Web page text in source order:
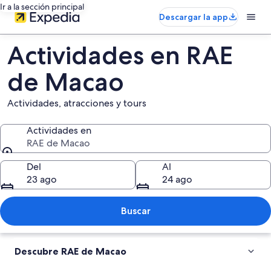
Ir a la sección principal
Descargar la app
Actividades en RAE
de Macao
Actividades, atracciones y tours
Actividades en
RAE de Macao
Actividades en
Del
23 ago
Al
24 ago
Buscar
Descubre RAE de Macao